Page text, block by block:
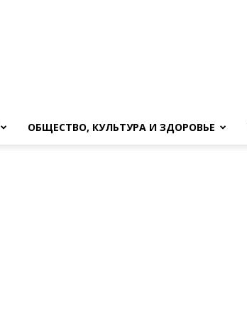
ОБЩЕСТВО, КУЛЬТУРА И ЗДОРОВЬЕ